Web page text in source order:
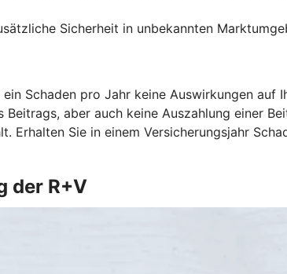
Sicherheit in unbekannten
Schaden pro Jahr keine Auswirkungen auf
aber auch keine Auszahlung einer
Sie in einem Versicherungsjahr
der R+V